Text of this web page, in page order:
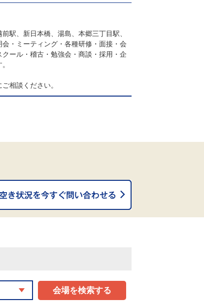
駅、新日本橋、湯島、本郷三丁目駅、
・ミーティング・各種研修・面接・会
ール・稽古・勉強会・商談・採用・企
相談ください。
会場を検索する